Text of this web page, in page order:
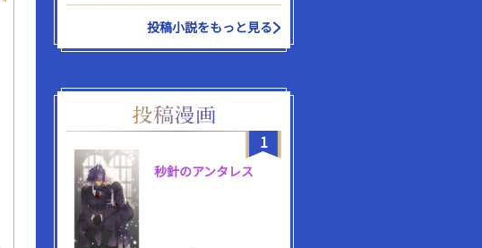
投稿小説をもっと見る
1
秒針のアンタレス